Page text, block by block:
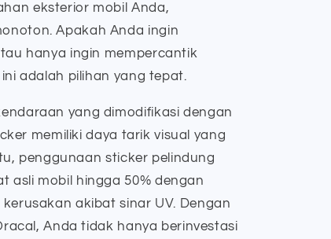
eksterior mobil Anda,
Apakah Anda ingin
hanya ingin mempercantik
adalah pilihan yang tepat.
yang dimodifikasi dengan
memiliki daya tarik visual yang
penggunaan sticker pelindung
asli mobil hingga 50% dengan
akibat sinar UV. Dengan
Anda tidak hanya berinvestasi